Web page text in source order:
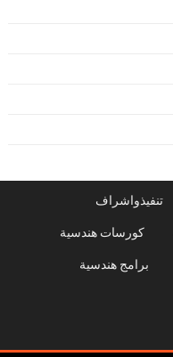
تنفيذواشراف
كورسات هندسية
برامج هندسية